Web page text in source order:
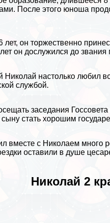
После этого юноша
он торжественно
он дослужился до звания
настолько любил
службой.
заседания
стать хорошим
вместе с Николаем много
оставили в душе
Николай 2